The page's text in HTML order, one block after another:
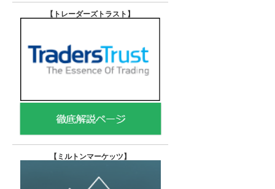
【トレーダーズトラスト 】
【 ミルトンマーケッツ】